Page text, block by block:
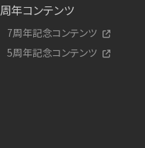
周年コンテンツ
7周年記念コンテンツ
5周年記念コンテンツ